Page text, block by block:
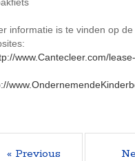
informatie is te vinden op
www.Cantecleer.com/
« Previous